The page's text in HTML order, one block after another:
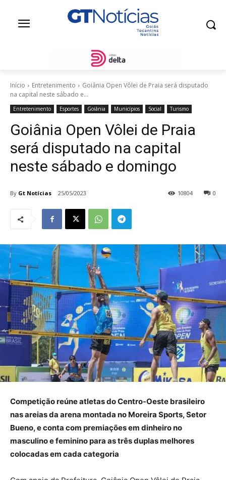
Início Entretenimento
Goiânia Open Vôlei de Praia será disputado
na capital neste sábado e...
Entretenimento Esportes Goiânia Municípios Social Turismo
Goiânia Open Vôlei de Praia
será disputado na capital
neste sábado e domingo
By Gt Notícias 25/05/2023 0
10804
Competição reúne atletas do Centro-Oeste brasileiro
nas areias da arena montada no Moreira Sports, Setor
Bueno, e conta com premiações em dinheiro no
masculino e feminino para as três duplas melhores
colocadas em cada categoria